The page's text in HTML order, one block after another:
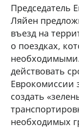
Председатель
Ляйен
въезд на
о поездках,
действовать
Еврокомиссии
создать
необходимых